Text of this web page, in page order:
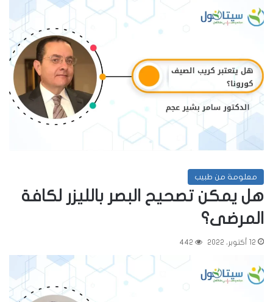
معلومة من طبيب
هل يمكن تصحيح البصر بالليزر لكافة
المرضى؟
12 أكتوبر، 2022 442